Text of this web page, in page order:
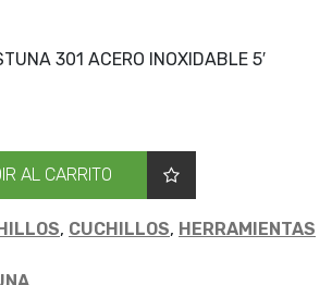
301 ACERO INOXIDABLE 5′
AL CARRITO
, CUCHILLOS, HERRAMIENTAS